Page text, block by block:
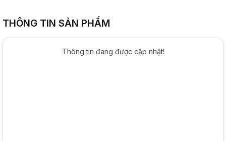
THÔNG TIN SẢN PHẨM
Thông tin đang được cập nhật!